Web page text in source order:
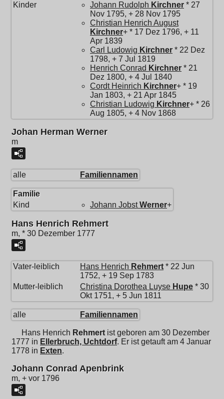
Kinder
Johann Rudolph Kirchner * 27
Nov 1795, + 28 Nov 1795
Christian Henrich August
Kirchner+ * 17 Dez 1796, + 11
Apr 1839
Carl Ludowig Kirchner * 22 Dez
1798, + 7 Jul 1819
Henrich Conrad Kirchner * 21
Dez 1800, + 4 Jul 1840
Cordt Heinrich Kirchner+ * 19
Jan 1803, + 21 Apr 1845
Christian Ludowig Kirchner+ * 26
Aug 1805, + 4 Nov 1868
Johan Herman Werner
m
alle Familiennamen
Familie
Kind
Johann Jobst Werner+
Hans Henrich Rehmert
m, * 30 Dezember 1777
Vater-leiblich Hans Henrich Rehmert * 22 Jun
1752, + 19 Sep 1783
Mutter-leiblich
Christina Dorothea Luyse Hupe * 30
Okt 1751, + 5 Jun 1811
alle Familiennamen
Hans Henrich Rehmert ist geboren am 30 Dezember
1777 in Ellerbruch, Uchtdorf. Er ist getauft am 4 Januar
1778 in Exten.
Johann Conrad Apenbrink
m, + vor 1796